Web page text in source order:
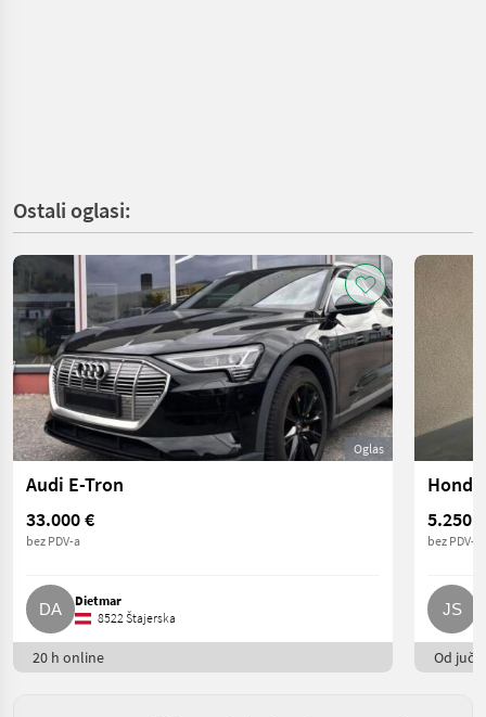
Ostali oglasi:
Oglas
Audi E-Tron
33.000 €
bez PDV-a
Dietmar
8522 Štajerska
20 h online
Honda
5.250 €
bez PDV-a
Od jučer